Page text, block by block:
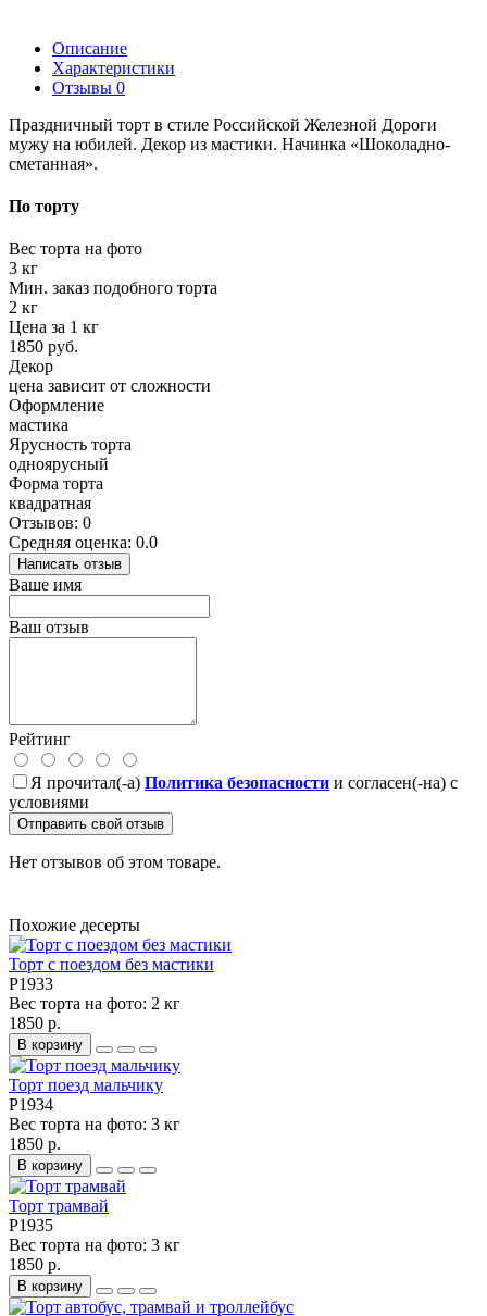
Описание
Характеристики
Отзывы 0
Праздничный торт в стиле Российской Железной Дороги
мужу на юбилей. Декор из мастики. Начинка «Шоколадно-
сметанная».
По торту
Вес торта на фото
3 кг
Мин. заказ подобного торта
2 кг
Цена за 1 кг
1850 руб.
Декор
цена зависит от сложности
Оформление
мастика
Ярусность торта
одноярусный
Форма торта
квадратная
Отзывов: 0
Средняя оценка: 0.0
Написать отзыв
Ваше имя
Ваш отзыв
Рейтинг
Я прочитал(-а) Политика безопасности и согласен(-на) с
условиями
Отправить свой отзыв
Нет отзывов об этом товаре.
Похожие десерты
Торт с поездом без мастики
P1933
Вес торта на фото: 2 кг
1850 р.
В корзину
Торт поезд мальчику
P1934
Вес торта на фото: 3 кг
1850 р.
В корзину
Торт трамвай
P1935
Вес торта на фото: 3 кг
1850 р.
В корзину